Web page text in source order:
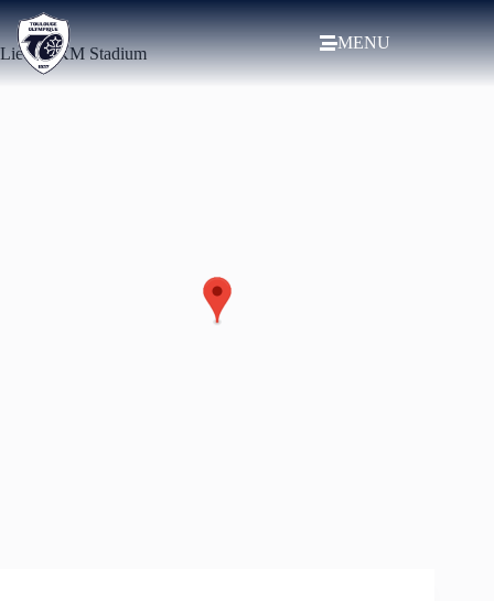
MENU
LieuMKM Stadium